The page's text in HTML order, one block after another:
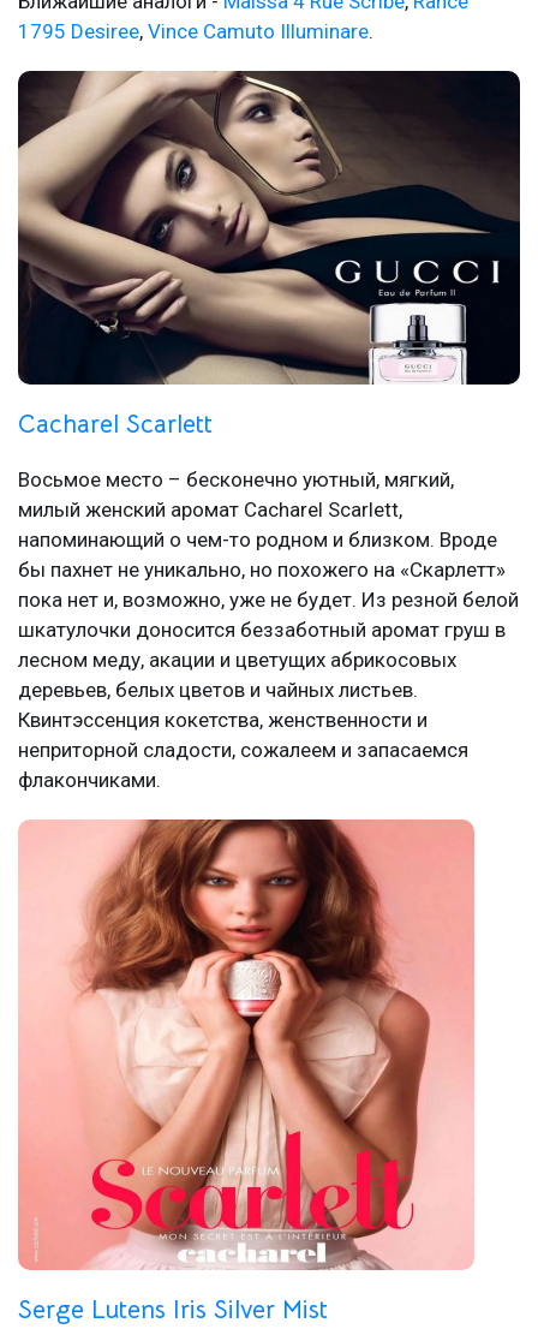
1795 Desiree, Vince Camuto Illuminare.
Cacharel Scarlett
Восьмое место – бесконечно уютный, мягкий,
милый женский аромат Cacharel Scarlett,
напоминающий о чем-то родном и близком. Вроде
бы пахнет не уникально, но похожего на «Скарлетт»
пока нет и, возможно, уже не будет. Из резной белой
шкатулочки доносится беззаботный аромат груш в
лесном меду, акации и цветущих абрикосовых
деревьев, белых цветов и чайных листьев.
Квинтэссенция кокетства, женственности и
неприторной сладости, сожалеем и запасаемся
флакончиками.
Serge Lutens Iris Silver Mist